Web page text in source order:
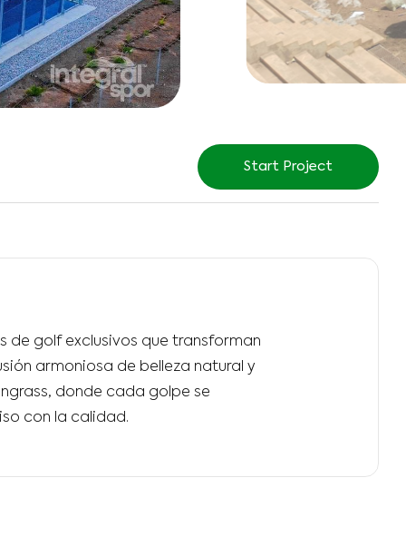
Start Project
de golf exclusivos que transforman
armoniosa de belleza natural y
donde cada golpe se
con la calidad.